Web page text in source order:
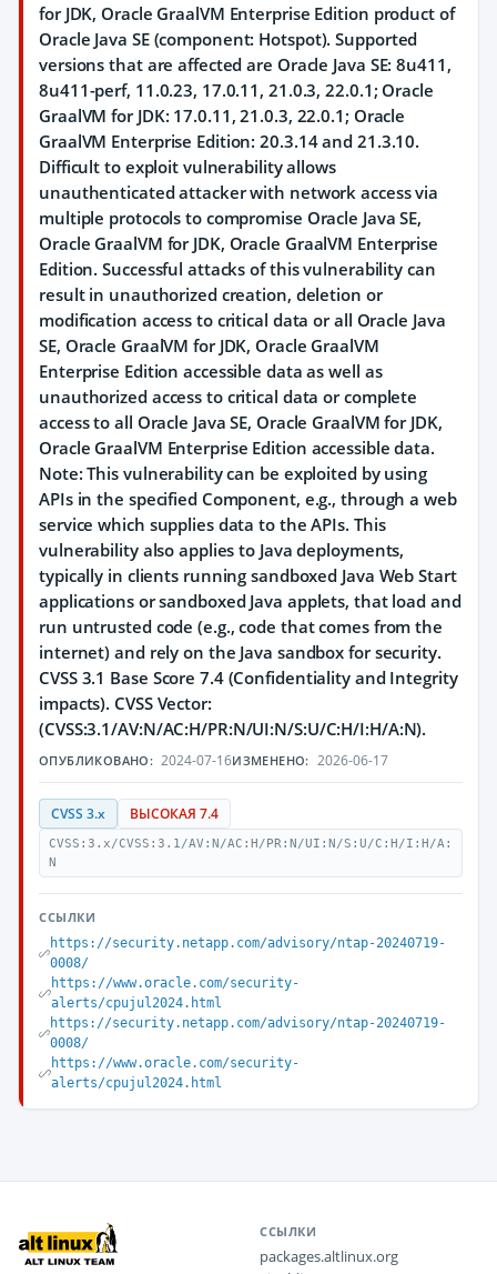
for JDK, Oracle GraalVM Enterprise Edition product of
Oracle Java SE (component: Hotspot). Supported
versions that are affected are Oracle Java SE: 8u411,
8u411-perf, 11.0.23, 17.0.11, 21.0.3, 22.0.1; Oracle
GraalVM for JDK: 17.0.11, 21.0.3, 22.0.1; Oracle
GraalVM Enterprise Edition: 20.3.14 and 21.3.10.
Difficult to exploit vulnerability allows
unauthenticated attacker with network access via
multiple protocols to compromise Oracle Java SE,
Oracle GraalVM for JDK, Oracle GraalVM Enterprise
Edition. Successful attacks of this vulnerability can
result in unauthorized creation, deletion or
modification access to critical data or all Oracle Java
SE, Oracle GraalVM for JDK, Oracle GraalVM
Enterprise Edition accessible data as well as
unauthorized access to critical data or complete
access to all Oracle Java SE, Oracle GraalVM for JDK,
Oracle GraalVM Enterprise Edition accessible data.
Note: This vulnerability can be exploited by using
APIs in the specified Component, e.g., through a web
service which supplies data to the APIs. This
vulnerability also applies to Java deployments,
typically in clients running sandboxed Java Web Start
applications or sandboxed Java applets, that load and
run untrusted code (e.g., code that comes from the
internet) and rely on the Java sandbox for security.
CVSS 3.1 Base Score 7.4 (Confidentiality and Integrity
impacts). CVSS Vector:
(CVSS:3.1/AV:N/AC:H/PR:N/UI:N/S:U/C:H/I:H/A:N).
ОПУБЛИКОВАНО: 2024-07-16ИЗМЕНЕНО: 2026-06-17
CVSS 3.x ВЫСОКАЯ 7.4
CVSS:3.x/CVSS:3.1/AV:N/AC:H/PR:N/UI:N/S:U/C:H/I:H/A:
N
ССЫЛКИ
https://security.netapp.com/advisory/ntap-20240719-
0008/
https://www.oracle.com/security-
alerts/cpujul2024.html
https://security.netapp.com/advisory/ntap-20240719-
0008/
https://www.oracle.com/security-
alerts/cpujul2024.html
ССЫЛКИ
packages.altlinux.org